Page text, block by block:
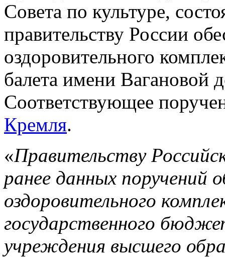
Совета по культуре,
правительству России
оздоровительного
балета имени Вагановой
Соответствующее
Кремля.
«Правительству
ранее данных поручений
оздоровительного
государственного
учреждения высшего